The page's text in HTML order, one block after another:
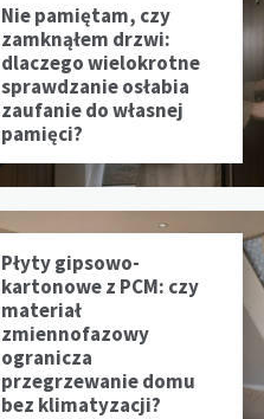
Nie pamiętam, czy
zamknąłem drzwi:
dlaczego wielokrotne
sprawdzanie osłabia
zaufanie do własnej
pamięci?
Płyty gipsowo-
kartonowe z PCM: czy
materiał
zmiennofazowy
ogranicza
przegrzewanie domu
bez klimatyzacji?